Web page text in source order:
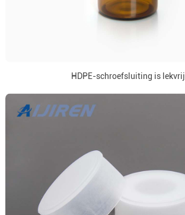
HDPE-schroefsluiting is lekvrij.